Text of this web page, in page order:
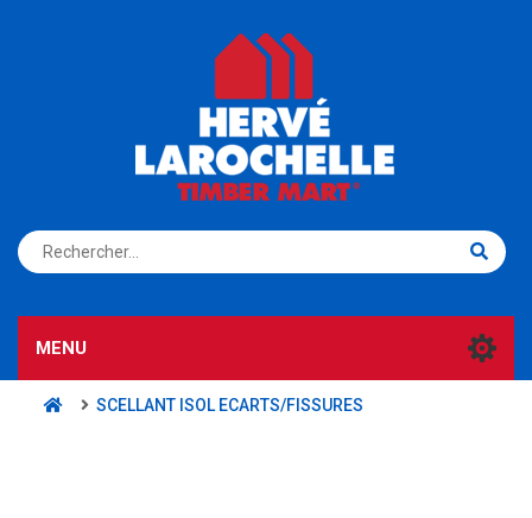
S'ENREGISTRER CONNEXION
MENU
SCELLANT ISOL ECARTS/FISSURES